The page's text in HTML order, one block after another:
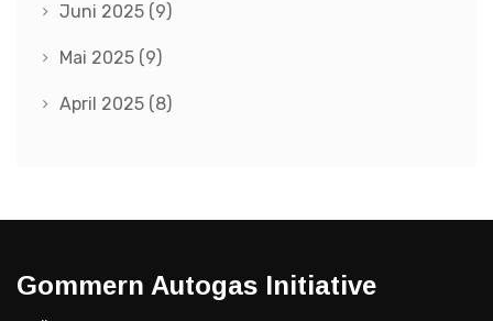
Juni 2025 (9)
Mai 2025 (9)
April 2025 (8)
Gommern Autogas Initiative